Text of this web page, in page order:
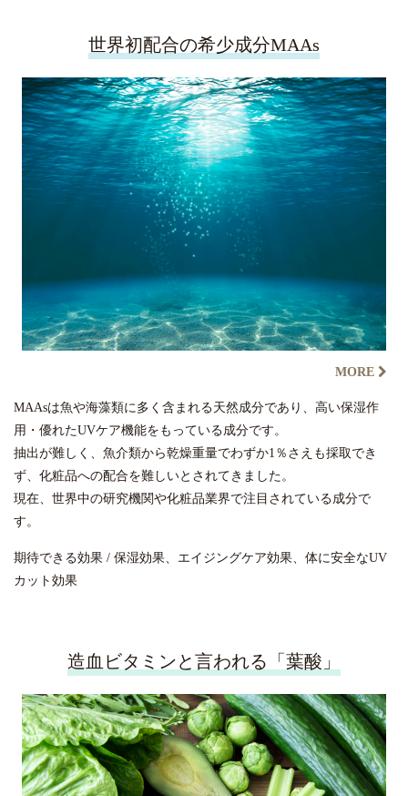
世界初配合の希少成分MAAs
MAAsは魚や海藻類に多く含まれる天然成分であり、高い保湿作
用・優れたUVケア機能をもっている成分です。
抽出が難しく、魚介類から乾燥重量でわずか1％さえも採取でき
ず、化粧品への配合を難しいとされてきました。
現在、世界中の研究機関や化粧品業界で注目されている成分で
す。
期待できる効果 / 保湿効果、エイジングケア効果、体に安全なUV
カット効果
MORE
造血ビタミンと言われる「葉酸」